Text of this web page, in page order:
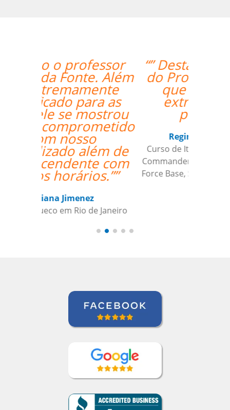
“” Destaco o trabalho
do Professor Enrico,
que sempre foi
extremamente
pontual.””
Reginaldo Pontirolli
Curso de Italiano em Guarulhos,
Commander (Colonel), Brazilian Air
Force Base, São Paulo (Força Aérea